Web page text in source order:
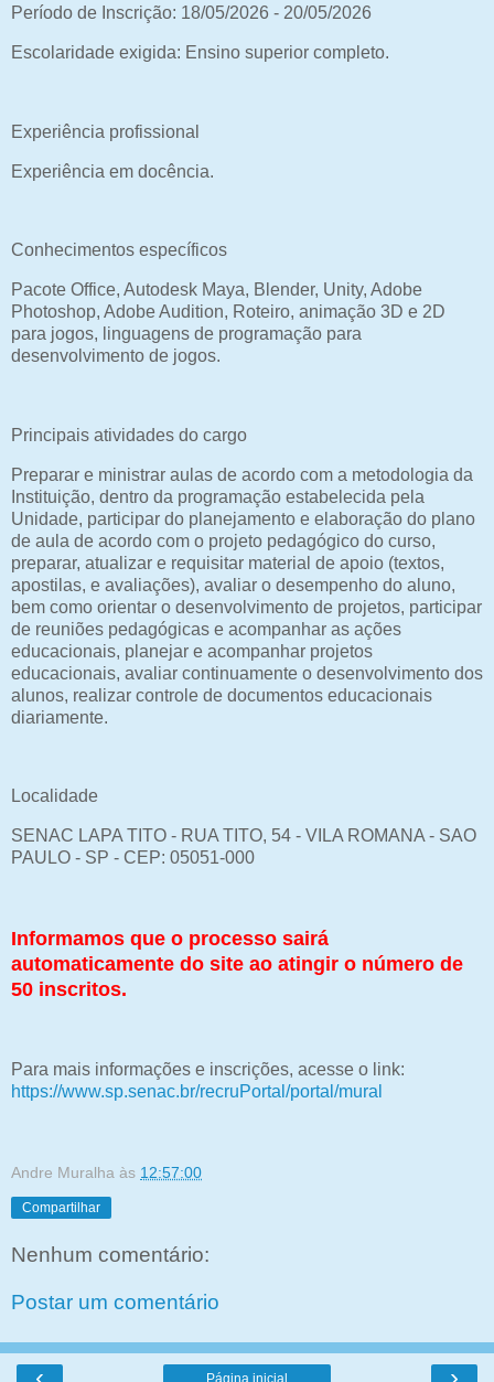
Período de Inscrição: 18/05/2026 - 20/05/2026
Escolaridade exigida: Ensino superior completo.
Experiência profissional
Experiência em docência.
Conhecimentos específicos
Pacote Office, Autodesk Maya, Blender, Unity, Adobe
Photoshop, Adobe Audition, Roteiro, animação 3D e 2D
para jogos, linguagens de programação para
desenvolvimento de jogos.
Principais atividades do cargo
Preparar e ministrar aulas de acordo com a metodologia da
Instituição, dentro da programação estabelecida pela
Unidade, participar do planejamento e elaboração do plano
de aula de acordo com o projeto pedagógico do curso,
preparar, atualizar e requisitar material de apoio (textos,
apostilas, e avaliações), avaliar o desempenho do aluno,
bem como orientar o desenvolvimento de projetos, participar
de reuniões pedagógicas e acompanhar as ações
educacionais, planejar e acompanhar projetos
educacionais, avaliar continuamente o desenvolvimento dos
alunos, realizar controle de documentos educacionais
diariamente.
Localidade
SENAC LAPA TITO - RUA TITO, 54 - VILA ROMANA - SAO
PAULO - SP - CEP: 05051-000
Informamos que o processo sairá
automaticamente do site ao atingir o número de
50 inscritos.
Para mais informações e inscrições, acesse o link:
https://www.sp.senac.br/recruPortal/portal/mural
Andre Muralha às 12:57:00
Compartilhar
Nenhum comentário:
Postar um comentário
Página inicial